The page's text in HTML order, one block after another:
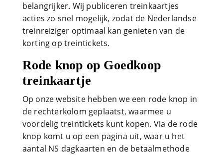
belangrijker. Wij publiceren treinkaartjes
acties zo snel mogelijk, zodat de Nederlandse
treinreiziger optimaal kan genieten van de
korting op treintickets.
Rode knop op Goedkoop
treinkaartje
Op onze website hebben we een rode knop in
de rechterkolom geplaatst, waarmee u
voordelig treintickets kunt kopen. Via de rode
knop komt u op een pagina uit, waar u het
aantal NS dagkaarten en de betaalmethode